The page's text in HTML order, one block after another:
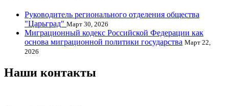
Руководитель регионального отделения общества
"Царьград" Март 30, 2026
Миграционный кодекс Российской Федерации как
основа миграционной политики государства Март 22,
2026
Наши контакты